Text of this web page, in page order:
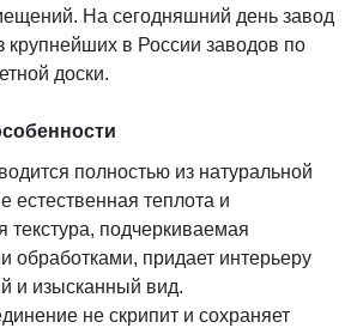
На сегодняшний день завод
крупнейших в России заводов по
доски.
полностью из натуральной
естественная теплота и
текстура, подчеркиваемая
обработками, придает интерьеру
и изысканный вид.
не скрипит и сохраняет